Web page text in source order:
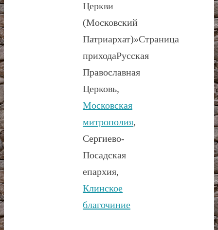
Церкви
(Московский
Патриархат)»Страница
приходаРусская
Православная
Церковь,
Московская
митрополия,
Сергиево-
Посадская
епархия,
Клинское
благочиние